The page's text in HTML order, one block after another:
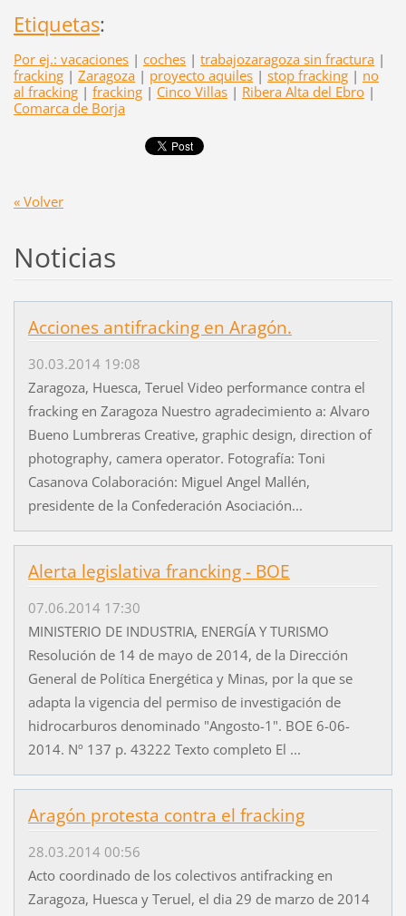
Etiquetas:
Por ej.: vacaciones | coches | trabajozaragoza sin fractura |
fracking | Zaragoza | proyecto aquiles | stop fracking | no
al fracking | fracking | Cinco Villas | Ribera Alta del Ebro |
Comarca de Borja
« Volver
Noticias
Acciones antifracking en Aragón.
30.03.2014 19:08
Zaragoza, Huesca, Teruel Video performance contra el
fracking en Zaragoza Nuestro agradecimiento a: Alvaro
Bueno Lumbreras Creative, graphic design, direction of
photography, camera operator. Fotografía: Toni
Casanova Colaboración: Miguel Angel Mallén,
presidente de la Confederación Asociación...
Alerta legislativa francking - BOE
07.06.2014 17:30
MINISTERIO DE INDUSTRIA, ENERGÍA Y TURISMO
Resolución de 14 de mayo de 2014, de la Dirección
General de Política Energética y Minas, por la que se
adapta la vigencia del permiso de investigación de
hidrocarburos denominado "Angosto-1". BOE 6-06-
2014. Nº 137 p. 43222 Texto completo El ...
Aragón protesta contra el fracking
28.03.2014 00:56
Acto coordinado de los colectivos antifracking en
Zaragoza, Huesca y Teruel, el dia 29 de marzo de 2014